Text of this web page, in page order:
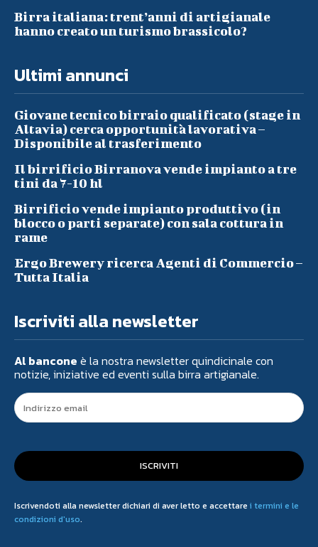
Birra italiana: trent’anni di artigianale
hanno creato un turismo brassicolo?
Ultimi annunci
Giovane tecnico birraio qualificato (stage in
Altavia) cerca opportunità lavorativa –
Disponibile al trasferimento
Il birrificio Birranova vende impianto a tre
tini da 7-10 hl
Birrificio vende impianto produttivo (in
blocco o parti separate) con sala cottura in
rame
Ergo Brewery ricerca Agenti di Commercio –
Tutta Italia
Iscriviti alla newsletter
Al bancone è la nostra newsletter quindicinale con
notizie, iniziative ed eventi sulla birra artigianale.
ISCRIVITI
Iscrivendoti alla newsletter dichiari di aver letto e accettare i termini e le
condizioni d'uso.